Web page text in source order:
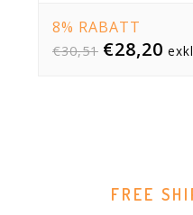
8% RABATT
€30,51 €28,20
FREE